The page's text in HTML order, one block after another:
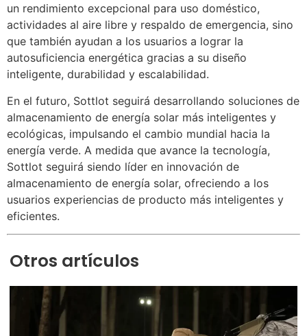
un rendimiento excepcional para uso doméstico,
actividades al aire libre y respaldo de emergencia, sino
que también ayudan a los usuarios a lograr la
autosuficiencia energética gracias a su diseño
inteligente, durabilidad y escalabilidad.
En el futuro, Sottlot seguirá desarrollando soluciones de
almacenamiento de energía solar más inteligentes y
ecológicas, impulsando el cambio mundial hacia la
energía verde. A medida que avance la tecnología,
Sottlot seguirá siendo líder en innovación de
almacenamiento de energía solar, ofreciendo a los
usuarios experiencias de producto más inteligentes y
eficientes.
Otros artículos